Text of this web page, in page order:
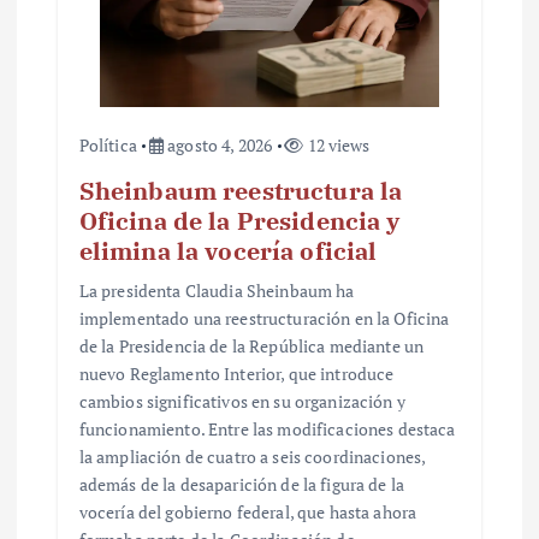
Política agosto 4, 2026 12 views
Sheinbaum reestructura la
Oficina de la Presidencia y
elimina la vocería oficial
La presidenta Claudia Sheinbaum ha
implementado una reestructuración en la Oficina
de la Presidencia de la República mediante un
nuevo Reglamento Interior, que introduce
cambios significativos en su organización y
funcionamiento. Entre las modificaciones destaca
la ampliación de cuatro a seis coordinaciones,
además de la desaparición de la figura de la
vocería del gobierno federal, que hasta ahora